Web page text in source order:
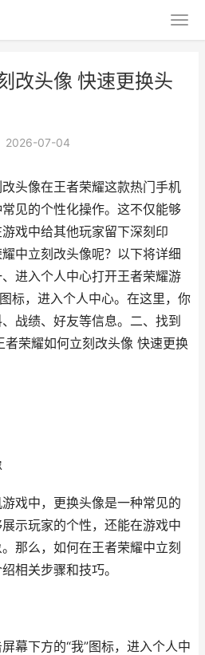
改头像 快速更换头
2026-07-04
头像在王者荣耀这款热门手机
见的个性化操作。这不仅能够
戏中给其他玩家留下深刻印
中立刻改头像呢？以下将详细
进入个人中心打开王者荣耀游
标，进入个人中心。在这里，你
战绩、好友等信息。二、找到
者荣耀如何立刻改头像 快速更换
戏中，更换头像是一种常见的
示玩家的个性，还能在游戏中
那么，如何在王者荣耀中立刻
相关步骤和技巧。
幕下方的“我”图标，进入个人中